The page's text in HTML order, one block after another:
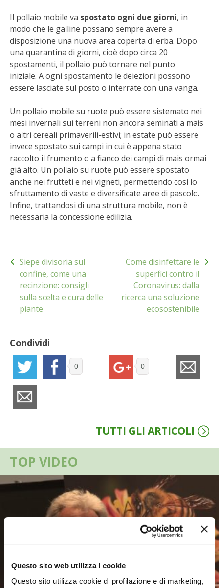
Questo sito web utilizza i cookie
Questo sito utilizza cookie di profilazione e di marketing,
PELLENC
MEDICINA DEI SEMPLICI
SCONTI NOVEMBRE
COMPO
HUSQVARNA
ZAPI GARDEN
BENZA
ORTO BIO – TECNICHE DI COLTIVAZIONE
THERMACELL
IL MIO ORTO
ANIMALI UMANI E NON UMANI
IL MIO 2025
CORMIK
VIGNETO BIO
PENSA ALTERNATIVO
VERONESI
RIMANI A CONTATTO CON LA NATURA
CRESCERE INSIEME
VITA IN CAMPAGNA LA FIERA
NATURALMENTE
Il pollaio mobile va spostato ogni due giorni, in
modo che le galline possano sempre avere a
disposizione una nuova area coperta di erba. Dopo
una quarantina di giorni, cioè dopo circa 20
spostamenti, il pollaio può tornare nel punto
iniziale. A ogni spostamento le deiezioni possono
essere lasciate sul posto o interrate con una vanga.
Un pollaio mobile su ruote può essere sistemato nei
mesi invernali sui terreni non ancora seminati a mais
o altri cereali primaverili-estivi; in estate può essere
invece spostato sui campi in cui è appena stato
raccolto il frumento o a fianco dei campi di mais ormai
già alto. Un pollaio su ruote può essere spostato
anche nei frutteti e nei vigneti, permettendo così lo
sfruttamento di vaste e diversificate aree di pascolo.
Infine, trattandosi di una struttura mobile, non è
necessaria la concessione edilizia.
articoli
Siepe divisoria sul
confine, come una
recinzione: consigli
sulla scelta e cura delle
piante
Come disinfettare le
superfici contro il
Coronavirus: dalla
ricerca una soluzione
ecosostenibile
Condividi
0 0
TUTTI GLI ARTICOLI
TOP VIDEO